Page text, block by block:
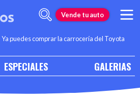
Vende tu auto
Ya puedes comprar la carrocería del Toyota
ESPECIALES GALERIAS